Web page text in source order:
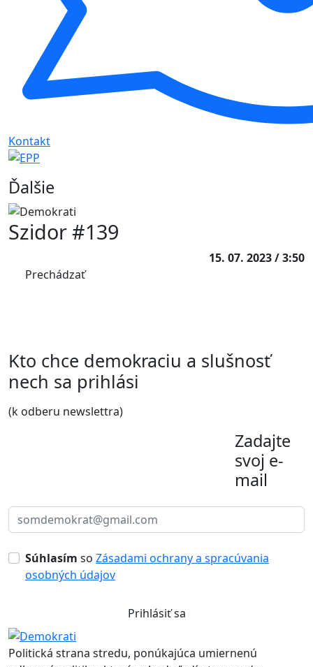
Kontakt
Ďalšie
Prechádzať
Szidor #139
15. 07. 2023 / 3:50
Kto chce demokraciu a slušnosť
nech sa prihlási
(k odberu newslettra)
Zadajte
svoj e-
mail
Súhlasím so Zásadami ochrany a spracúvania
osobných údajov
Prihlásiť sa
Politická strana stredu, ponúkajúca umiernenú